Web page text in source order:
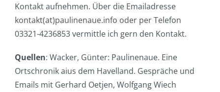
Kontakt aufnehmen. Über die Emailadresse
kontakt(at)paulinenaue.info oder per Telefon
03321-4236853 vermittle ich gern den Kontakt.
Quellen: Wacker, Günter: Paulinenaue. Eine
Ortschronik aius dem Havelland. Gespräche und
Emails mit Gerhard Oetjen, Wolfgang Wiech